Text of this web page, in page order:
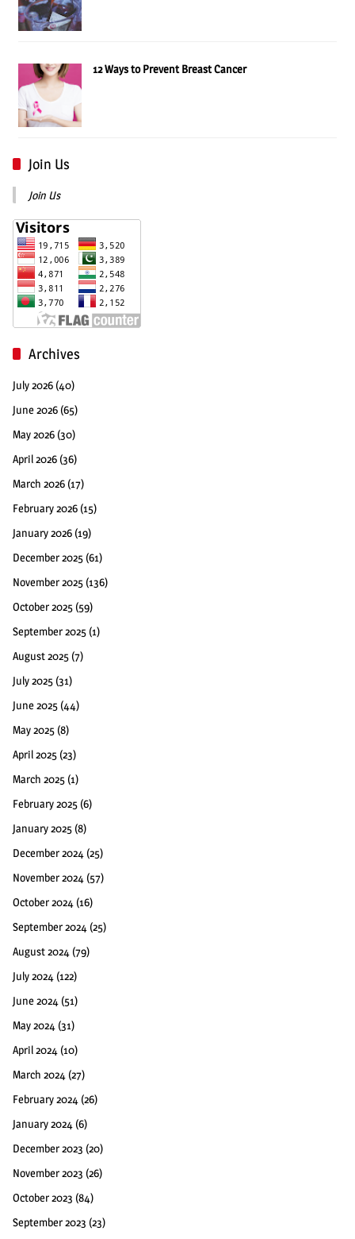
12 Ways to Prevent Breast Cancer
Join Us
Join Us
Archives
July 2026 (40)
June 2026 (65)
May 2026 (30)
April 2026 (36)
March 2026 (17)
February 2026 (15)
January 2026 (19)
December 2025 (61)
November 2025 (136)
October 2025 (59)
September 2025 (1)
August 2025 (7)
July 2025 (31)
June 2025 (44)
May 2025 (8)
April 2025 (23)
March 2025 (1)
February 2025 (6)
January 2025 (8)
December 2024 (25)
November 2024 (57)
October 2024 (16)
September 2024 (25)
August 2024 (79)
July 2024 (122)
June 2024 (51)
May 2024 (31)
April 2024 (10)
March 2024 (27)
February 2024 (26)
January 2024 (6)
December 2023 (20)
November 2023 (26)
October 2023 (84)
September 2023 (23)